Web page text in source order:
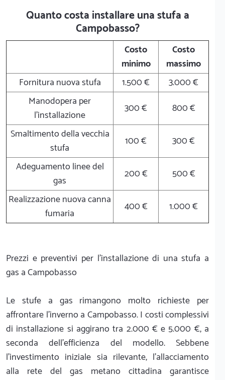
Quanto costa installare una stufa a
Campobasso?
Costo
minimo
Costo
massimo
Fornitura nuova stufa
1.500 €
3.000 €
Manodopera per
l'installazione
300 €
800 €
Smaltimento della vecchia
stufa
100 €
300 €
Adeguamento linee del
gas
200 €
500 €
Realizzazione nuova canna
fumaria
400 € 1.000 €
Prezzi e preventivi per l'installazione di una stufa a
gas a Campobasso
Le stufe a gas rimangono molto richieste per
affrontare l'inverno a Campobasso. I costi complessivi
di installazione si aggirano tra 2.000 € e 5.000 €, a
seconda dell'efficienza del modello. Sebbene
l'investimento iniziale sia rilevante, l'allacciamento
alla rete del gas metano cittadina garantisce